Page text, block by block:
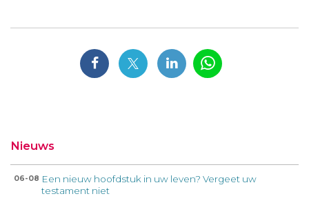
Nieuws
06-08 Een nieuw hoofdstuk in uw leven? Vergeet uw
testament niet